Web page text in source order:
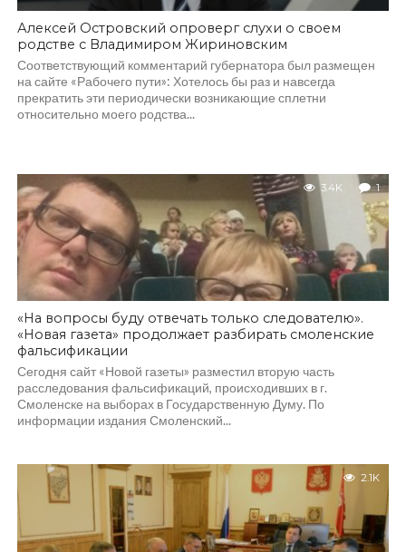
Алексей Островский опроверг слухи о своем
родстве с Владимиром Жириновским
Соответствующий комментарий губернатора был размещен
на сайте «Рабочего пути»: Хотелось бы раз и навсегда
прекратить эти периодически возникающие сплетни
относительно моего родства...
3.4K 1
«На вопросы буду отвечать только следователю».
«Новая газета» продолжает разбирать смоленские
фальсификации
Сегодня сайт «Новой газеты» разместил вторую часть
расследования фальсификаций, происходивших в г.
Смоленске на выборах в Государственную Думу. По
информации издания Смоленский...
2.1K